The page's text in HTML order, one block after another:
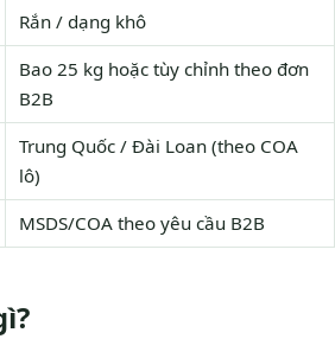
Rắn / dạng khô
Bao 25 kg hoặc tùy chỉnh theo đơn
B2B
Trung Quốc / Đài Loan (theo COA
lô)
MSDS/COA theo yêu cầu B2B